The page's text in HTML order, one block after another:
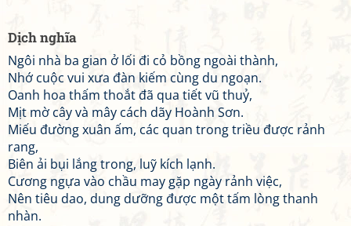
Dịch nghĩa
Ngôi nhà ba gian ở lối đi cỏ bồng ngoài thành,
Nhớ cuộc vui xưa đàn kiếm cùng du ngoạn.
Oanh hoa thấm thoắt đã qua tiết vũ thuỷ,
Mịt mờ cây và mây cách dãy Hoành Sơn.
Miếu đường xuân ấm, các quan trong triều được rảnh
rang,
Biên ải bụi lắng trong, luỹ kích lạnh.
Cương ngựa vào chầu may gặp ngày rảnh việc,
Nên tiêu dao, dung dưỡng được một tấm lòng thanh
nhàn.